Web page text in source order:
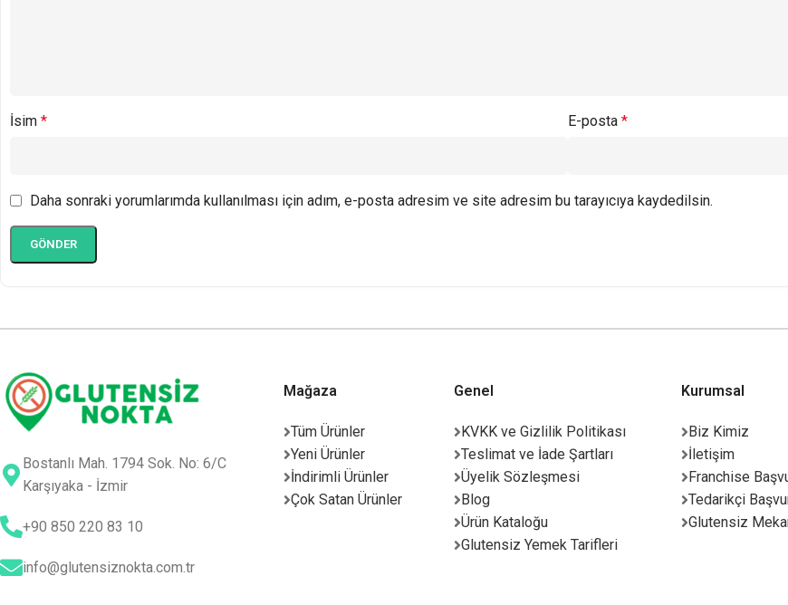
İsim * E-posta *
Daha sonraki yorumlarımda kullanılması için adım, e-posta adresim ve site adresim bu tarayıcıya kaydedilsin.
Bostanlı Mah. 1794 Sok. No: 6/C
Karşıyaka - İzmir
+90 850 220 83 10
info@glutensiznokta.com.tr
Mağaza
Tüm Ürünler
Yeni Ürünler
İndirimli Ürünler
Çok Satan Ürünler
Genel
KVKK ve Gizlilik Politikası
Teslimat ve İade Şartları
Üyelik Sözleşmesi
Blog
Ürün Kataloğu
Glutensiz Yemek Tarifleri
Kurumsal
Biz Kimiz
İletişim
Franchise
Tedarikçi
Glutensiz